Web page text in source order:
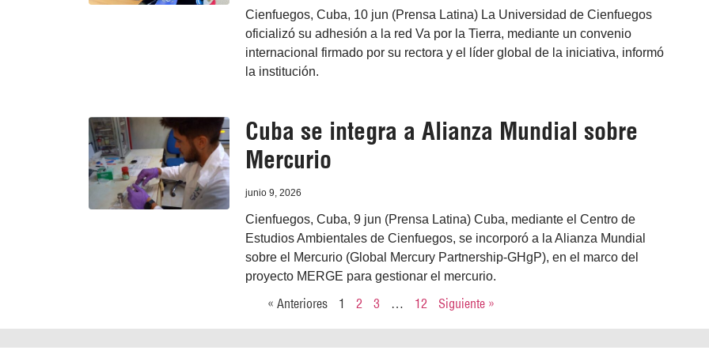
Cienfuegos, Cuba, 10 jun (Prensa Latina) La Universidad de Cienfuegos
oficializó su adhesión a la red Va por la Tierra, mediante un convenio
internacional firmado por su rectora y el líder global de la iniciativa, informó
la institución.
Cuba se integra a Alianza Mundial sobre
Mercurio
junio 9, 2026
Cienfuegos, Cuba, 9 jun (Prensa Latina) Cuba, mediante el Centro de
Estudios Ambientales de Cienfuegos, se incorporó a la Alianza Mundial
sobre el Mercurio (Global Mercury Partnership-GHgP), en el marco del
proyecto MERGE para gestionar el mercurio.
« Anteriores 1 2 3 … 12 Siguiente »